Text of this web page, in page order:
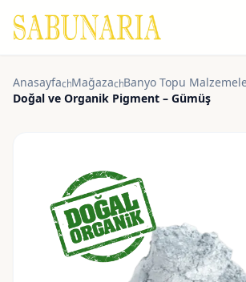
Anasayfachevron_right
Mağazachevron_right
Banyo Topu
Doğal ve Organik Pigment – Gümüş